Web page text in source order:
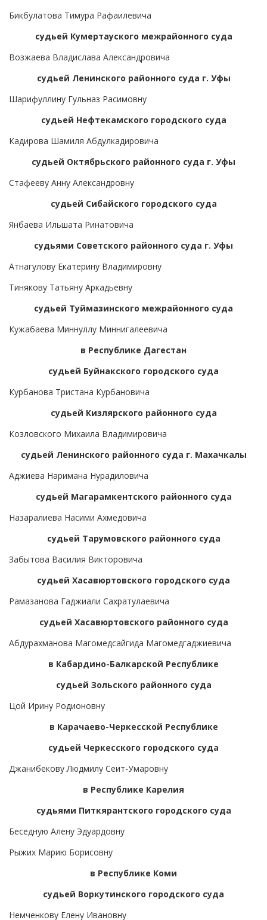
Бикбулатова Тимура Рафаилевича
судьей Кумертауского межрайонного суда
Возжаева Владислава Александровича
судьей Ленинского районного суда г. Уфы
Шарифуллину Гульназ Расимовну
судьей Нефтекамского городского суда
Кадирова Шамиля Абдулкадировича
судьей Октябрьского районного суда г. Уфы
Стафееву Анну Александровну
судьей Сибайского городского суда
Янбаева Ильшата Ринатовича
судьями Советского районного суда г. Уфы
Атнагулову Екатерину Владимировну
Тинякову Татьяну Аркадьевну
судьей Туймазинского межрайонного суда
Кужабаева Миннуллу Миннигалеевича
в Республике Дагестан
судьей Буйнакского городского суда
Курбанова Тристана Курбановича
судьей Кизлярского районного суда
Козловского Михаила Владимировича
судьей Ленинского районного суда г. Махачкалы
Аджиева Наримана Нурадиловича
судьей Магарамкентского районного суда
Назаралиева Насими Ахмедовича
судьей Тарумовского районного суда
Забытова Василия Викторовича
судьей Хасавюртовского городского суда
Рамазанова Гаджиали Сахратулаевича
судьей Хасавюртовского районного суда
Абдурахманова Магомедсайгида Магомедгаджиевича
в Кабардино-Балкарской Республике
судьей Зольского районного суда
Цой Ирину Родионовну
в Карачаево-Черкесской Республике
судьей Черкесского городского суда
Джанибекову Людмилу Сеит-Умаровну
в Республике Карелия
судьями Питкярантского городского суда
Беседную Алену Эдуардовну
Рыжих Марию Борисовну
в Республике Коми
судьей Воркутинского городского суда
Немченкову Елену Ивановну